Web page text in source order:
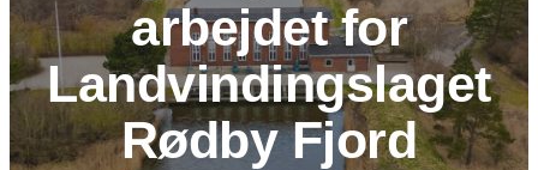
arbejdet for
Landvindingslaget
Rødby Fjord